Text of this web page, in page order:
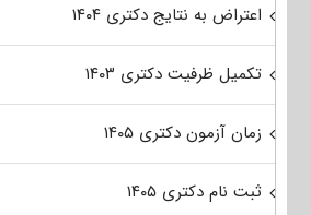
اعتراض به نتایج دکتری ۱۴۰۴
تکمیل ظرفیت دکتری ۱۴۰۳
زمان آزمون دکتری ۱۴۰۵
ثبت نام دکتری ۱۴۰۵